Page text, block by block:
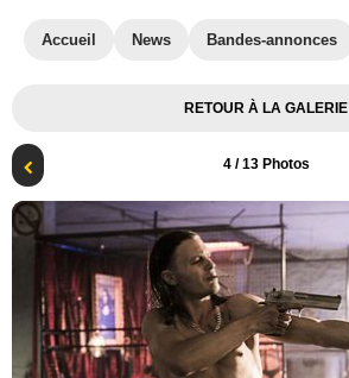
Accueil News Bandes-annonces
RETOUR À LA GALERIE
4/ 13 Photos